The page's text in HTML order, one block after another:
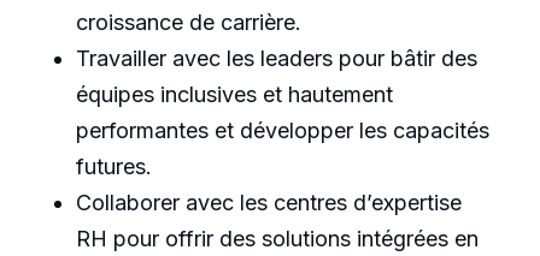
croissance de carrière.
Travailler avec les leaders pour bâtir des
équipes inclusives et hautement
performantes et développer les capacités
futures.
Collaborer avec les centres d’expertise
RH pour offrir des solutions intégrées en